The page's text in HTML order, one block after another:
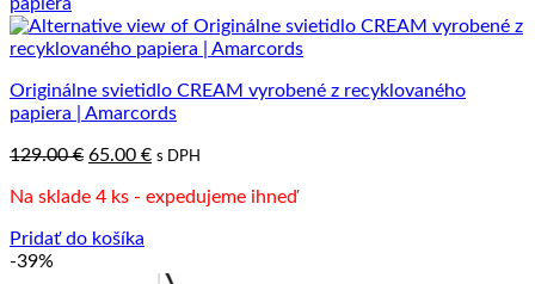
Originálne svietidlo CREAM vyrobené z recyklovaného
papiera | Amarcords
129.00€ Pôvodná
bola:
65.00 €Aktuálna
je:
s DPH
Na sklade 4 ks - expedujeme ihneď
Pridať do košíka
-39%